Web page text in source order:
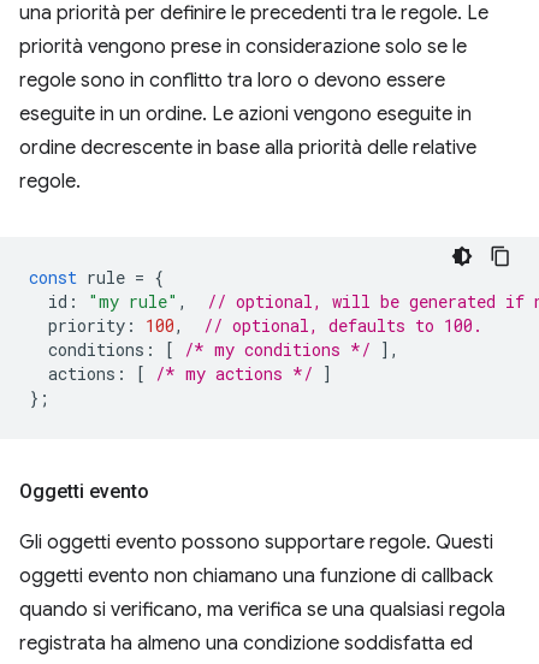
una priorità per definire le precedenti tra le regole. Le
priorità vengono prese in considerazione solo se le
regole sono in conflitto tra loro o devono essere
eseguite in un ordine. Le azioni vengono eseguite in
ordine decrescente in base alla priorità delle relative
regole.
const rule = {
id : "my rule" ,
// optional, will be generated if
priority : 100,
// optional, defaults to 100.
conditions : [ /* my conditions */ ],
actions : [ /* my actions */ ]
};
Oggetti evento
Gli oggetti evento possono supportare regole. Questi
oggetti evento non chiamano una funzione di callback
quando si verificano, ma verifica se una qualsiasi regola
registrata ha almeno una condizione soddisfatta ed